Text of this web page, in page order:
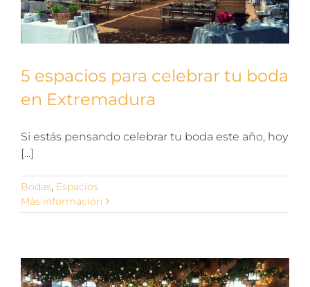
5 espacios para celebrar tu boda
en Extremadura
Si estás pensando celebrar tu boda este año, hoy
[...]
Bodas, Espacios
Más información